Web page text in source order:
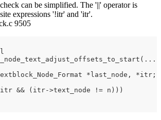
can be simplified. The '||' operator is
expressions '!itr' and 'itr'.
9505
*last_node, *itr;
(itr->text_node != n)))